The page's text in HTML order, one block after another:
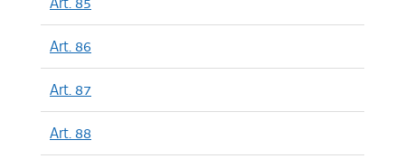
Art. 86
Art. 87
Art. 88